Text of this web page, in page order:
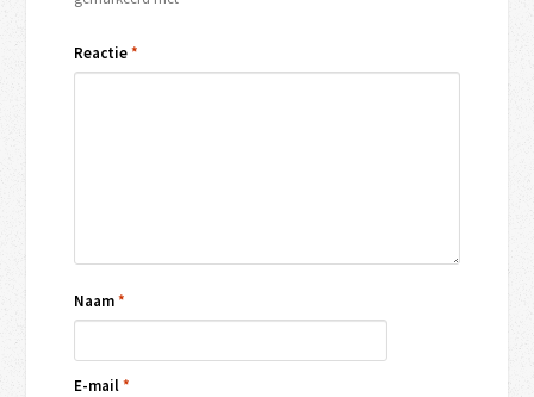
Reactie*
Naam*
E-mail*